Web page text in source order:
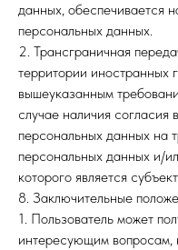
данных, обеспечивается
персональных данных.
2. Трансграничная
территории иностранных
вышеуказанным
случае наличия
персональных данных на
персональных данных и/
которого является
8. Заключительные
1. Пользователь может
интересующим
Каталог
Профессиональная химия
Аксессуары
Товары для дома
Контакты
+7 495 642 29 71
info@himaks.ru
121471 г. Москва, ул.